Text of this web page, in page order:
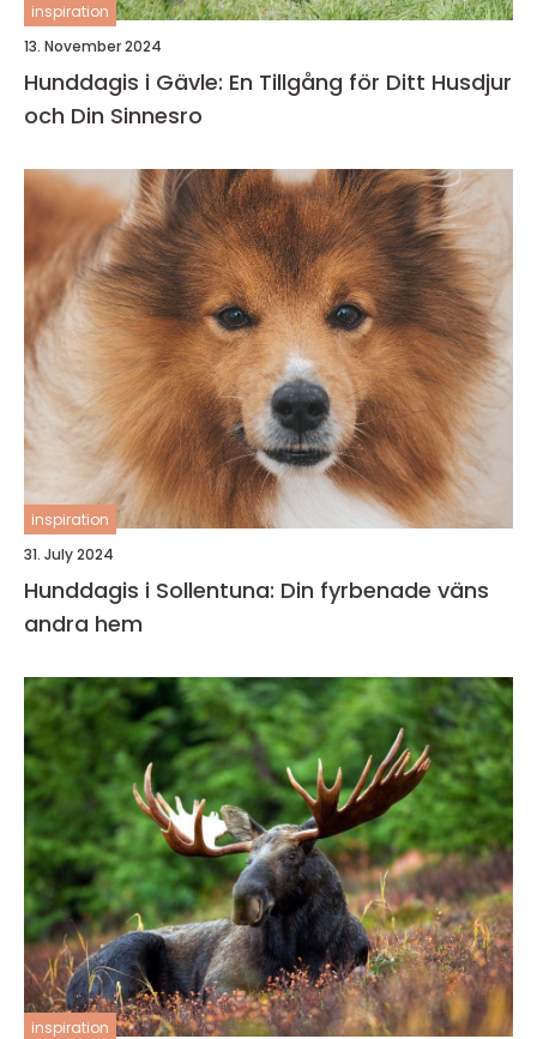
inspiration
13. November 2024
Hunddagis i Gävle: En Tillgång för Ditt Husdjur
och Din Sinnesro
inspiration
31. July 2024
Hunddagis i Sollentuna: Din fyrbenade väns
andra hem
inspiration